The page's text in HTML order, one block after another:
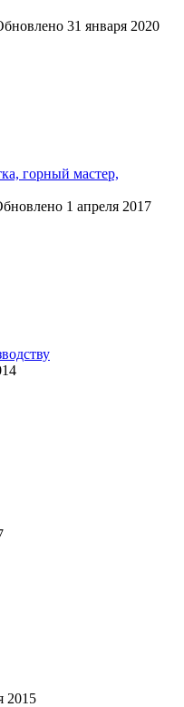
31 января 2020
горный мастер,
1 апреля 2017
2015